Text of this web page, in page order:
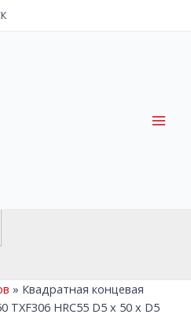
» Квадратная концевая
TXF306 HRC55 D5 x 50 x D5